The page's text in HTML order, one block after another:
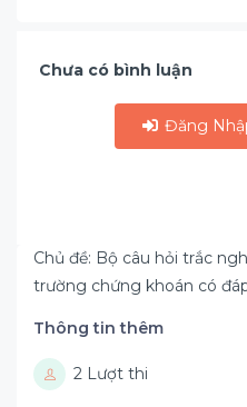
Chưa có bình luận
Đăng
Chủ đề: Bộ câu hỏi trắc
trường chứng khoán có
Thông tin thêm
2 Lượt thi